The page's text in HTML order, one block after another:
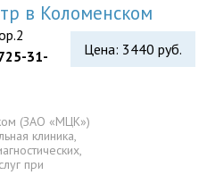
в Коломенском
Цена: 3440 руб.
31-
(ЗАО «МЦК»)
клиника,
при